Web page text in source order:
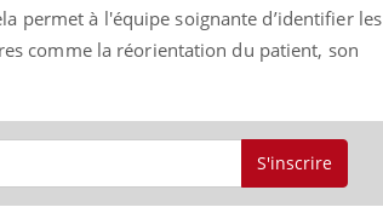
permet à l'équipe soignante d’identifier les
comme la réorientation du patient, son
S'inscrire